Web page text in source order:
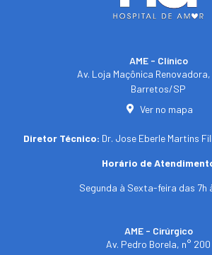
AME - Clínico​
Av. Loja Maçônica Renovadora,
Barretos/SP​
Ver no mapa
Diretor Técnico: Dr. Jose Eberle Martins
Horário de
Segunda à Sexta-feira das 7h
AME - Cirúrgico
Av. Pedro Borela, n° 200